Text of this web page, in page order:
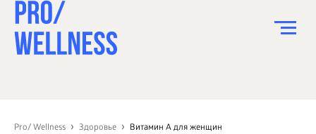
Pro/ Wellness Здоровье
Витамин A для женщин
СПОРТ